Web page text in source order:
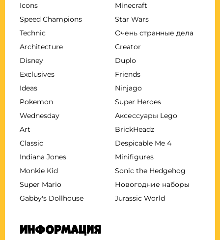
Icons
Minecraft
Speed Champions
Star Wars
Technic
Очень странные дела
Architecture
Creator
Disney
Duplo
Exclusives
Friends
Ideas
Ninjago
Pokemon
Super Heroes
Wednesday
Аксессуары Lego
Art
BrickHeadz
Classic
Despicable Me 4
Indiana Jones
Minifigures
Monkie Kid
Sonic the Hedgehog
Super Mario
Новогодние наборы
Gabby's Dollhouse
Jurassic World
Информация